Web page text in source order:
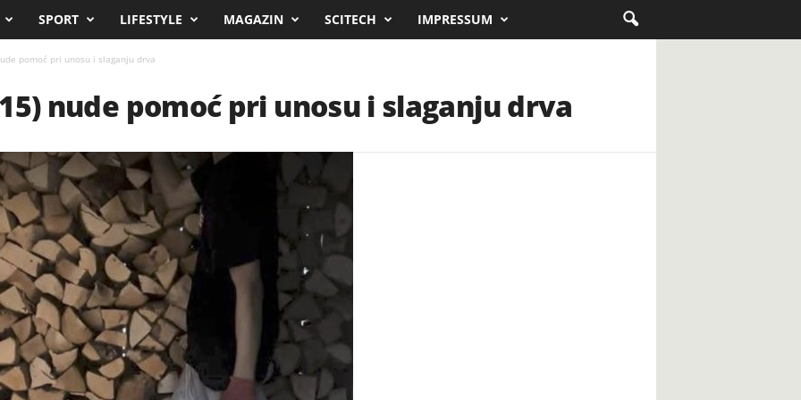
SPORT LIFESTYLE MAGAZIN SCITECH IMPRESSUM
pomoć pri unosu i slaganju drva
nude pomoć pri unosu i slaganju drva